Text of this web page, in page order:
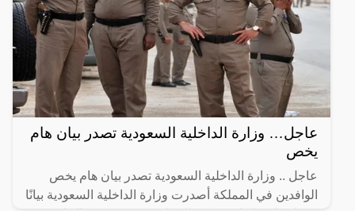
عاجل… وزارة الداخلية السعودية تصدر بيان هام
يخص
عاجل .. وزارة الداخلية السعودية تصدر بيان هام يخص
الوافدين في المملكة أصدرت وزارة الداخلية السعودية بيانًا